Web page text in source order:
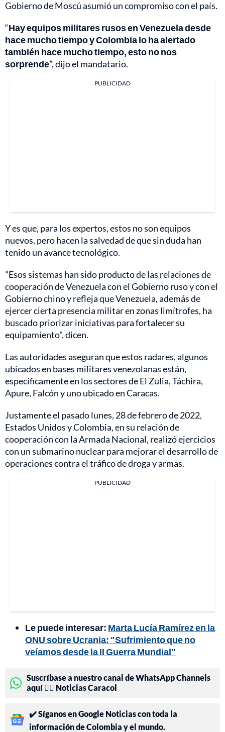
Gobierno de Moscú asumió un compromiso con el país.
“Hay equipos militares rusos en Venezuela desde
hace mucho tiempo y Colombia lo ha alertado
también hace mucho tiempo, esto no nos
sorprende”, dijo el mandatario.
PUBLICIDAD
Y es que, para los expertos, estos no son equipos
nuevos, pero hacen la salvedad de que sin duda han
tenido un avance tecnológico.
"Esos sistemas han sido producto de las relaciones de
cooperación de Venezuela con el Gobierno ruso y con el
Gobierno chino y refleja que Venezuela, además de
ejercer cierta presencia militar en zonas limítrofes, ha
buscado priorizar iniciativas para fortalecer su
equipamiento", dicen.
Las autoridades aseguran que estos radares, algunos
ubicados en bases militares venezolanas están,
específicamente en los sectores de El Zulia, Táchira,
Apure, Falcón y uno ubicado en Caracas.
Justamente el pasado lunes, 28 de febrero de 2022,
Estados Unidos y Colombia, en su relación de
cooperación con la Armada Nacional, realizó ejercicios
con un submarino nuclear para mejorar el desarrollo de
operaciones contra el tráfico de droga y armas.
PUBLICIDAD
Le puede interesar: Marta Lucía Ramírez en la
ONU sobre Ucrania: "Sufrimiento que no
veíamos desde la II Guerra Mundial"
Suscríbase a nuestro canal de WhatsApp Channels
aquí 👉🏻 Noticias Caracol
✔️ Síganos en Google Noticias con toda la
información de Colombia y el mundo.